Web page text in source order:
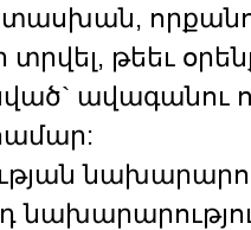
տրվել, թեեւ
ավագանու